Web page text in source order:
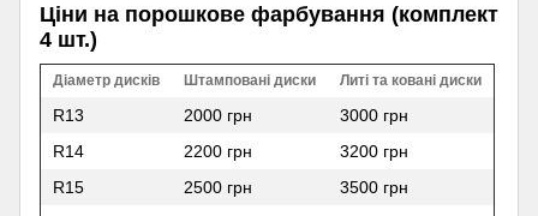
Ціни на порошкове фарбування (комплект
4 шт.)
Діаметр дисків Штамповані диски Литі та ковані диски
R13 2000 грн
3000 грн
R14
2200 грн
3200 грн
R15
2500 грн
3500 грн